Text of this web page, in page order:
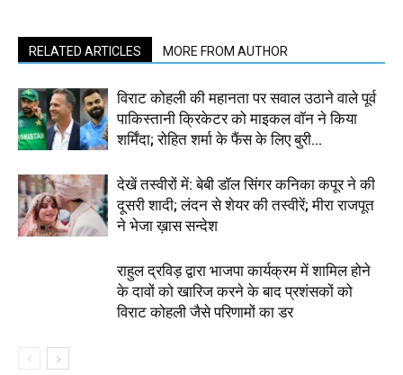
RELATED ARTICLES MORE FROM AUTHOR
विराट कोहली की महानता पर सवाल उठाने वाले पूर्व
पाकिस्तानी क्रिकेटर को माइकल वॉन ने किया
शर्मिंदा; रोहित शर्मा के फैंस के लिए बुरी...
देखें तस्वीरों में: बेबी डॉल सिंगर कनिका कपूर ने की
दूसरी शादी; लंदन से शेयर की तस्वीरें; मीरा राजपूत
ने भेजा ख़ास सन्देश
राहुल द्रविड़ द्वारा भाजपा कार्यक्रम में शामिल होने
के दावों को खारिज करने के बाद प्रशंसकों को
विराट कोहली जैसे परिणामों का डर